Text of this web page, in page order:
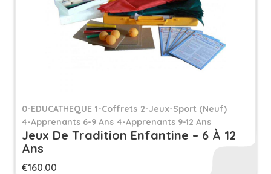
0-EDUCATHEQUE 1-Coffrets 2-Jeux-Sport (Neuf)
4-Apprenants 6-9 Ans 4-Apprenants 9-12 Ans
Jeux De Tradition Enfantine – 6 À 12
Ans
€160.00